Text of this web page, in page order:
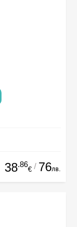
38.86
€ / 76лв.